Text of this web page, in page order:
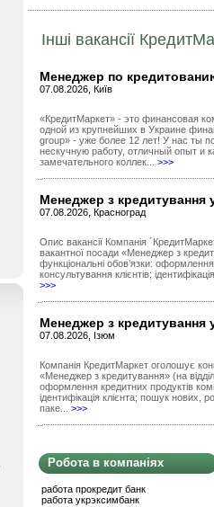
Інші вакансії
Менеджер по
07.08.2026, Київ
«КредитМаркет» - это финансовая
одной из крупнейших в Украине
group» - уже более 12 лет! У нас ты
нескучную работу, отличный опыт и
замечательного коллек... >>>
Менеджер з кредитування
07.08.2026, Красноград
Опис вакансії Компанія
вакантної посади «Менеджер з
функціональні обов’язки:
консультування клієнтів;
>>>
Менеджер з кредитування
07.08.2026, Ізюм
Компанія КредитМаркет оголошує
«Менеджер з кредитування» (на
оформлення кредитних продуктів
ідентифікація клієнта; пошук нових,
паке... >>>
Робота в компаніях
работа прокредит банк
работа укрэксимбанк